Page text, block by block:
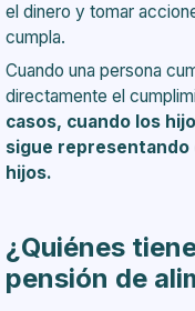
el dinero y tomar
cumpla.
Cuando una persona
directamente el
casos, cuando los
sigue representando
hijos.
¿Quiénes
pensión de